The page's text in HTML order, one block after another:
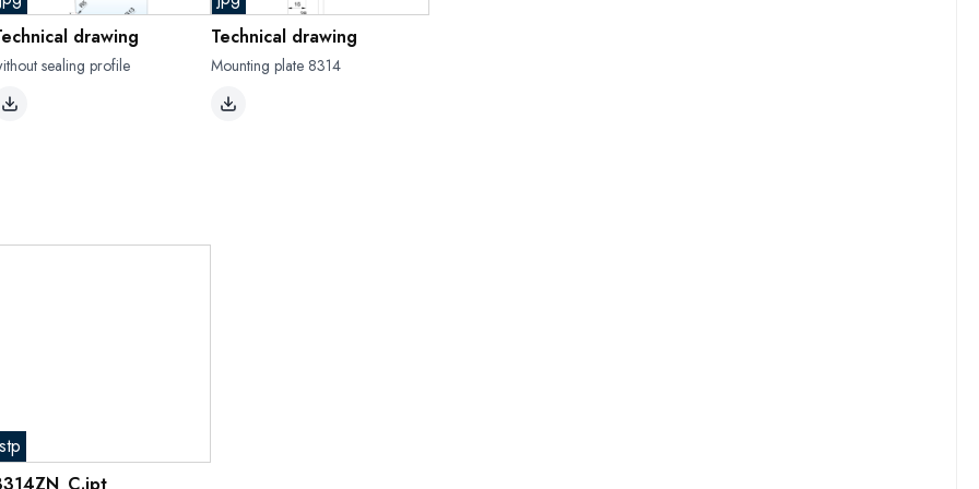
drawing
sealing profile
Technical drawing
Mounting plate 8314
stp